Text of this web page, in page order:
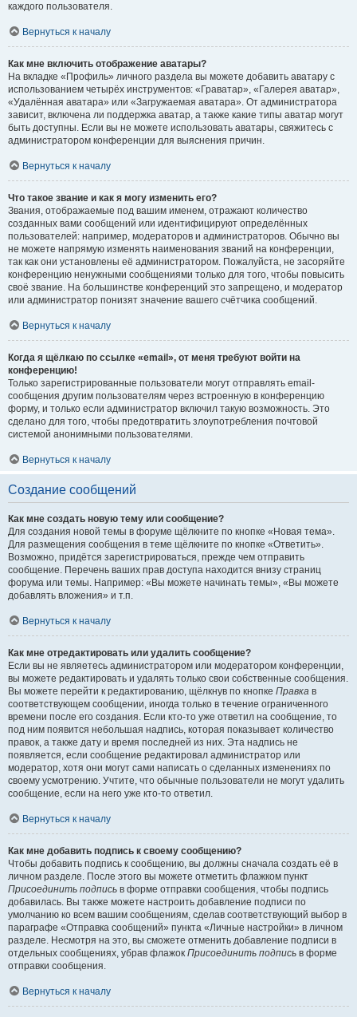
каждого пользователя.
Вернуться к началу
Как мне включить отображение аватары?
На вкладке «Профиль» личного раздела вы можете добавить аватару с
использованием четырёх инструментов: «Граватар», «Галерея аватар»,
«Удалённая аватара» или «Загружаемая аватара». От администратора
зависит, включена ли поддержка аватар, а также какие типы аватар могут
быть доступны. Если вы не можете использовать аватары, свяжитесь с
администратором конференции для выяснения причин.
Вернуться к началу
Что такое звание и как я могу изменить его?
Звания, отображаемые под вашим именем, отражают количество
созданных вами сообщений или идентифицируют определённых
пользователей: например, модераторов и администраторов. Обычно вы
не можете напрямую изменять наименования званий на конференции,
так как они установлены её администратором. Пожалуйста, не засоряйте
конференцию ненужными сообщениями только для того, чтобы повысить
своё звание. На большинстве конференций это запрещено, и модератор
или администратор понизят значение вашего счётчика сообщений.
Вернуться к началу
Когда я щёлкаю по ссылке «email», от меня требуют войти на
конференцию!
Только зарегистрированные пользователи могут отправлять email-
сообщения другим пользователям через встроенную в конференцию
форму, и только если администратор включил такую возможность. Это
сделано для того, чтобы предотвратить злоупотребления почтовой
системой анонимными пользователями.
Вернуться к началу
Создание сообщений
Как мне создать новую тему или сообщение?
Для создания новой темы в форуме щёлкните по кнопке «Новая тема».
Для размещения сообщения в теме щёлкните по кнопке «Ответить».
Возможно, придётся зарегистрироваться, прежде чем отправить
сообщение. Перечень ваших прав доступа находится внизу страниц
форума или темы. Например: «Вы можете начинать темы», «Вы можете
добавлять вложения» и т.п.
Вернуться к началу
Как мне отредактировать или удалить сообщение?
Если вы не являетесь администратором или модератором конференции,
вы можете редактировать и удалять только свои собственные сообщения.
Вы можете перейти к редактированию, щёлкнув по кнопке Правка в
соответствующем сообщении, иногда только в течение ограниченного
времени после его создания. Если кто-то уже ответил на сообщение, то
под ним появится небольшая надпись, которая показывает количество
правок, а также дату и время последней из них. Эта надпись не
появляется, если сообщение редактировал администратор или
модератор, хотя они могут сами написать о сделанных изменениях по
своему усмотрению. Учтите, что обычные пользователи не могут удалить
сообщение, если на него уже кто-то ответил.
Вернуться к началу
Как мне добавить подпись к своему сообщению?
Чтобы добавить подпись к сообщению, вы должны сначала создать её в
личном разделе. После этого вы можете отметить флажком пункт
Присоединить подпись в форме отправки сообщения, чтобы подпись
добавилась. Вы также можете настроить добавление подписи по
умолчанию ко всем вашим сообщениям, сделав соответствующий выбор в
параграфе «Отправка сообщений» пункта «Личные настройки» в личном
разделе. Несмотря на это, вы сможете отменить добавление подписи в
отдельных сообщениях, убрав флажок Присоединить подпись в форме
отправки сообщения.
Вернуться к началу